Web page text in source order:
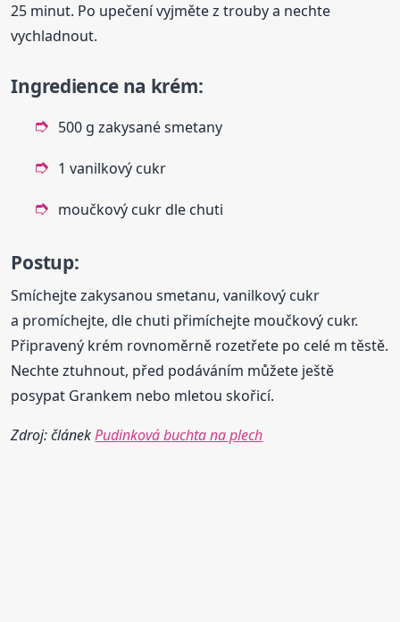
25 minut. Po upečení vyjměte z trouby a nechte
vychladnout.
Ingredience na krém:
500 g zakysané smetany
1 vanilkový cukr
moučkový cukr dle chuti
Postup:
Smíchejte zakysanou smetanu, vanilkový cukr
a promíchejte, dle chuti přimíchejte moučkový cukr.
Připravený krém rovnoměrně rozetřete po celé m těstě.
Nechte ztuhnout, před podáváním můžete ještě
posypat Grankem nebo mletou skořicí.
Zdroj: článekPudinková buchta na plech